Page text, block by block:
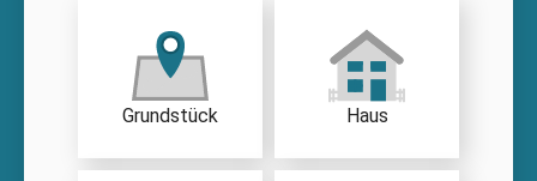
Grundstück Haus